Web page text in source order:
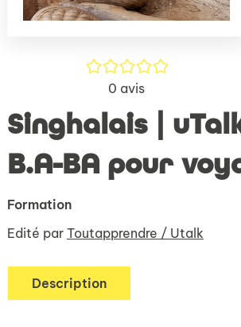
/5
0 avis
Singhalais |
B.A-BA pour
Formation
Edité par Toutapprendre / Utalk
Description